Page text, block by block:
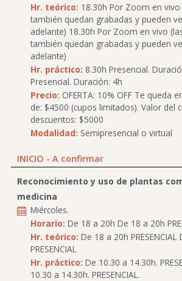
Hr. teórico: 18.30h Por Zoom en vivo
también quedan grabadas y pueden
adelante) 18.30h Por Zoom en vivo
también quedan grabadas y pueden
adelante)
Hr. práctico: 8.30h Presencial.
Presencial. Duración: 4h
Precio: OFERTA: 10% OFF Te queda
de: $4500 (cupos limitados). Valor del
descuentos: $5000
Modalidad: Semipresencial o virtual
INICIO - A confirmar
Reconocimiento y uso de plantas
medicina
Miércoles.
Horario: De 18 a 20h De 18 a 20h
Hr. teórico: De 18 a 20h
PRESENCIAL
Hr. práctico: De 10.30 a 14.30h.
10.30 a 14.30h. PRESENCIAL.